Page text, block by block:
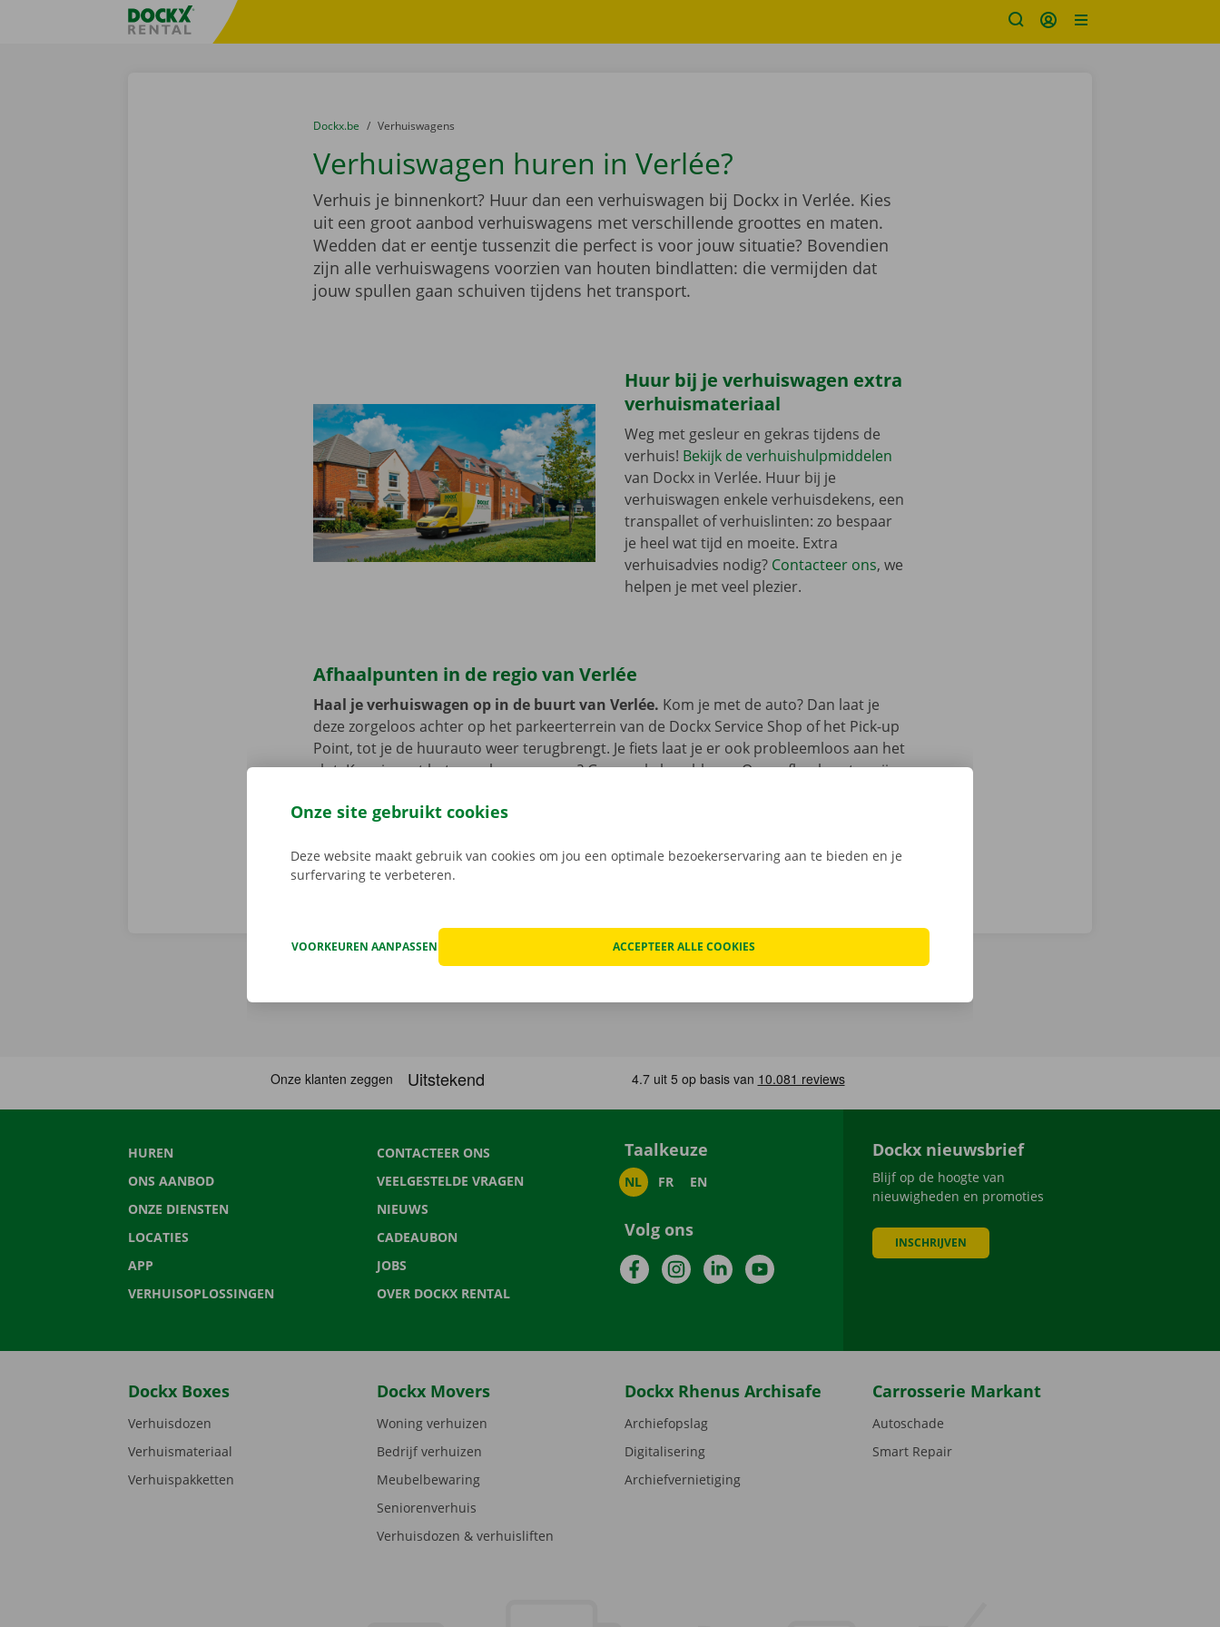
Taalselectie overslaanFratello DEMO
U bevindt zich hier:
van
Dockx.be naar
Verhuiswagens
Verhuiswagen huren in Verlée?
Verhuis je binnenkort? Huur dan een verhuiswagen bij Dockx in Verlée. Kies
uit een groot aanbod verhuiswagens met verschillende groottes en maten.
Wedden dat er eentje tussenzit die perfect is voor jouw situatie? Bovendien
zijn alle verhuiswagens voorzien van houten bindlatten: die vermijden dat
jouw spullen gaan schuiven tijdens het transport.
Huur bij je verhuiswagen extra
verhuismateriaal
Weg met gesleur en gekras tijdens de
verhuis! Bekijk de verhuishulpmiddelen
van Dockx in Verlée. Huur bij je
verhuiswagen enkele verhuisdekens, een
transpallet of verhuislinten: zo bespaar
je heel wat tijd en moeite. Extra
verhuisadvies nodig?Contacteer ons, we
helpen je met veel plezier.
Afhaalpunten in de regio van Verlée
Haal je verhuiswagen op in de buurt van Verlée. Kom je met de auto? Dan laat je
deze zorgeloos achter op het parkeerterrein van de Dockx Service Shop of het Pick-up
Point, tot je de huurauto weer terugbrengt. Je fiets laat je er ook probleemloos aan het
slot. Kom je met het openbaar vervoer? Geen enkel probleem. Onze afhaalpunten zijn
HUREN
ONS AANBOD
ONZE DIENSTEN
LOCATIES
APP
VERHUISOPLOSSINGEN
CONTACTEER ONS
VEELGESTELDE VRAGEN
NIEUWS
CADEAUBON
JOBS
OVER DOCKX RENTAL
Taalkeuze
NL FR EN
Volg ons
FacebookInstagramLinkedInYouTube
Dockx nieuwsbrief
Blijf op de hoogte van
nieuwigheden en promoties
INSCHRIJVEN
Dockx Boxes
Verhuisdozen
Verhuismateriaal
Verhuispakketten
Dockx Movers
Woning verhuizen
Bedrijf verhuizen
Meubelbewaring
Seniorenverhuis
Verhuisdozen & verhuisliften
Dockx Rhenus Archisafe
Archiefopslag
Digitalisering
Archiefvernietiging
Carrosserie Markant
Autoschade
Smart Repair
Onze site gebruikt cookies
Deze website maakt gebruik van cookies om jou een optimale bezoekerservaring aan te bieden en je
surfervaring te verbeteren.
VOORKEUREN AANPASSEN ACCEPTEER ALLE COOKIES